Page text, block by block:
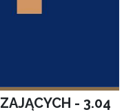
- 3.04